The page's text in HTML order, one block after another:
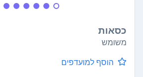
כסאות
משומש
הוסף למועדפים